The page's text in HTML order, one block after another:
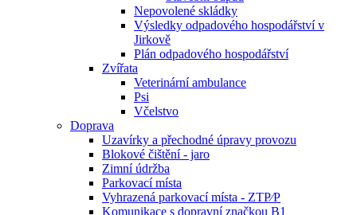
Nepovolené skládky
Výsledky odpadového hospodářství v
Jirkově
Plán odpadového hospodářství
Zvířata
Veterinární ambulance
Psi
Včelstvo
Doprava
Uzavírky a přechodné úpravy provozu
Blokové čištění - jaro
Zimní údržba
Parkovací místa
Vyhrazená parkovací místa - ZTP⁄P
Komunikace s dopravní značkou B1